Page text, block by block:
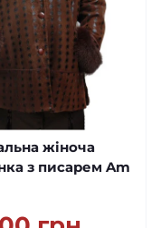
жіноча
з писарем Am